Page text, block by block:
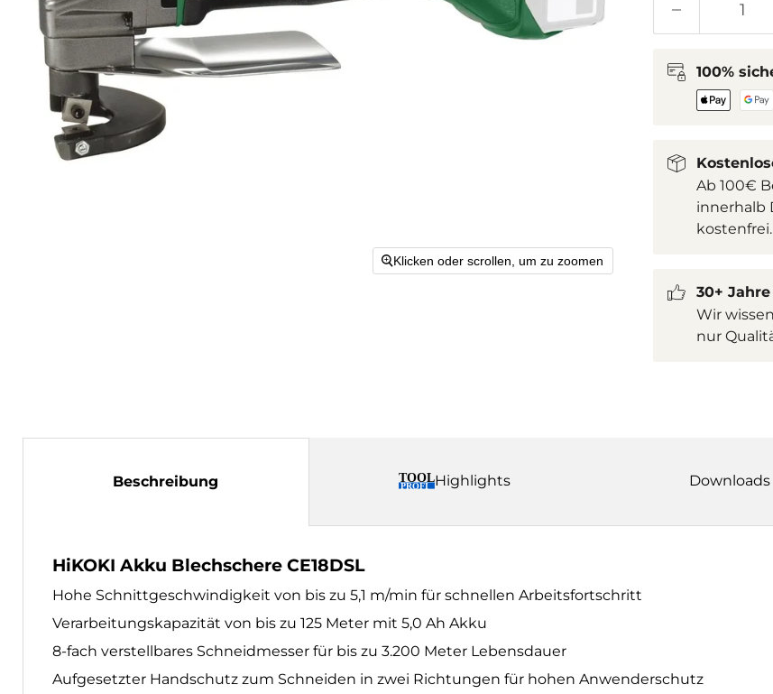
Klicken oder scrollen, um zu zoomen
100%
Ab 100€
innerhalb
kostenfrei.
30+
Wir
nur
Beschreibung
Produktbeschreibung
HiKOKI Akku Blechschere CE18DSL
Hohe Schnittgeschwindigkeit von bis zu 5,1 m/min für schnellen Arbeitsfortschritt
Verarbeitungskapazität von bis zu 125 Meter mit 5,0 Ah Akku
8-fach verstellbares Schneidmesser für bis zu 3.200 Meter Lebensdauer
Aufgesetzter Handschutz zum Schneiden in zwei Richtungen für hohen Anwenderschutz
Highlights Downloads